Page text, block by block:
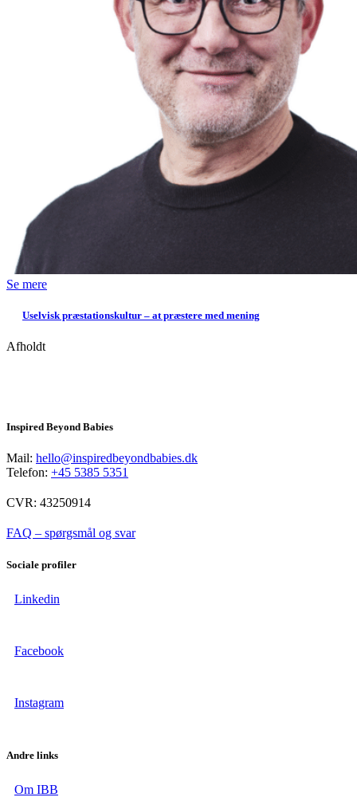
Se mere
Uselvisk præstationskultur – at præstere med mening
Afholdt
Inspired Beyond Babies
Mail: hello@inspiredbeyondbabies.dk
Telefon: +45 5385 5351
CVR: 43250914
FAQ – spørgsmål og svar
Sociale profiler
Linkedin
Facebook
Instagram
Andre links
Om IBB